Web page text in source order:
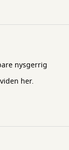
nysgerrig
her.